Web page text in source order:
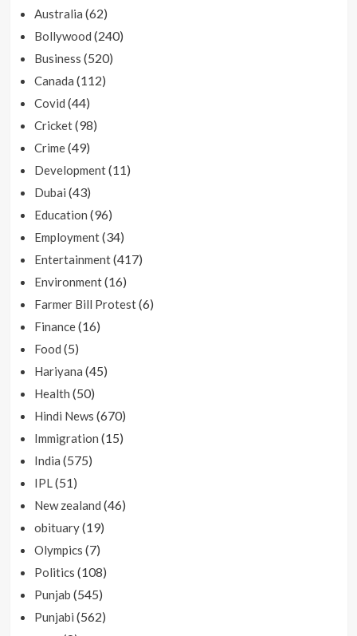
Australia (62)
Bollywood (240)
Business (520)
Canada (112)
Covid (44)
Cricket(98)
Crime(49)
Development(11)
Dubai (43)
Education (96)
Employment(34)
Entertainment(417)
Environment(16)
Farmer Bill Protest(6)
Finance(16)
Food (5)
Hariyana (45)
Health (50)
Hindi News (670)
Immigration (15)
India (575)
IPL(51)
New zealand (46)
obituary(19)
Olympics (7)
Politics (108)
Punjab (545)
Punjabi (562)